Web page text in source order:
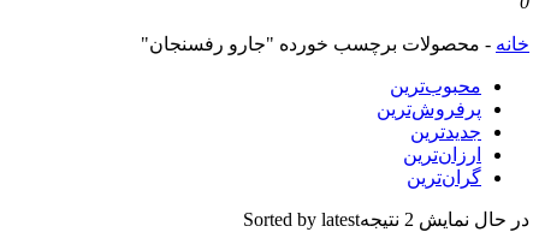
خانه - محصولات برچسب خورده "جارو رفسنجان"
محبوب‌ترین
پرفروش‌ترین
جدیدترین
ارزان‌ترین
گران‌ترین
در حال نمایش 2 نتیجه Sorted by latest